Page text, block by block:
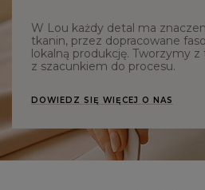
W Lou każdy detal ma
tkanin, przez dopracowane
lokalną produkcję. Tworzymy z
z szacunkiem do procesu.
DOWIEDZ SIĘ WIĘCEJ O NAS